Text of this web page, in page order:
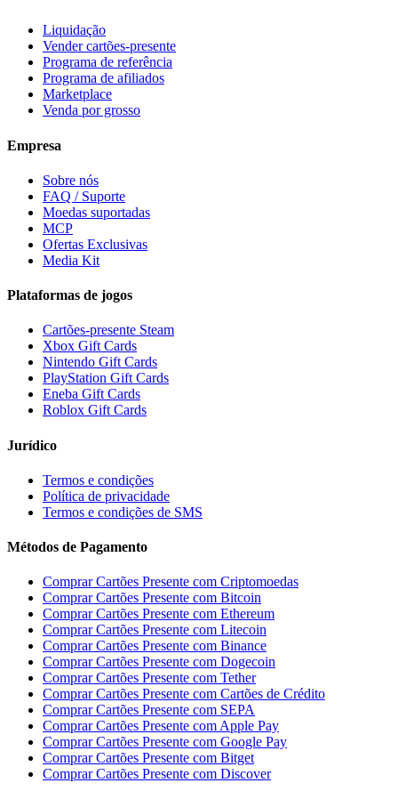
Liquidação
Vender cartões-presente
Programa de referência
Programa de afiliados
Marketplace
Venda por grosso
Empresa
Sobre nós
FAQ / Suporte
Moedas suportadas
MCP
Ofertas Exclusivas
Media Kit
Plataformas de jogos
Cartões-presente Steam
Xbox Gift Cards
Nintendo Gift Cards
PlayStation Gift Cards
Eneba Gift Cards
Roblox Gift Cards
Jurídico
Termos e condições
Política de privacidade
Termos e condições de SMS
Métodos de Pagamento
Comprar Cartões Presente com Criptomoedas
Comprar Cartões Presente com Bitcoin
Comprar Cartões Presente com Ethereum
Comprar Cartões Presente com Litecoin
Comprar Cartões Presente com Binance
Comprar Cartões Presente com Dogecoin
Comprar Cartões Presente com Tether
Comprar Cartões Presente com Cartões de Crédito
Comprar Cartões Presente com SEPA
Comprar Cartões Presente com Apple Pay
Comprar Cartões Presente com Google Pay
Comprar Cartões Presente com Bitget
Comprar Cartões Presente com Discover